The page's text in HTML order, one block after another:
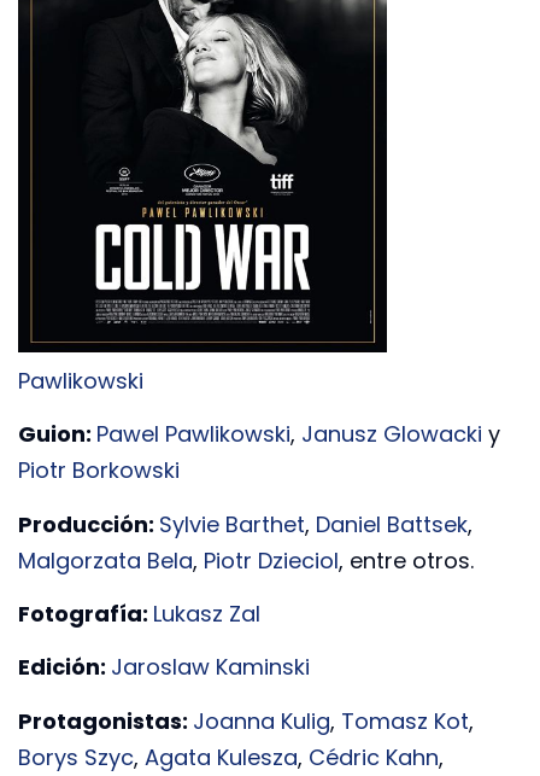
Pawlikowski
Guion: Pawel Pawlikowski, Janusz Glowacki y
Piotr Borkowski
Producción: Sylvie Barthet, Daniel Battsek,
Malgorzata Bela, Piotr Dzieciol, entre otros.
Fotografía: Lukasz Zal
Edición: Jaroslaw Kaminski
Protagonistas: Joanna Kulig, Tomasz Kot,
Borys Szyc, Agata Kulesza, Cédric Kahn,